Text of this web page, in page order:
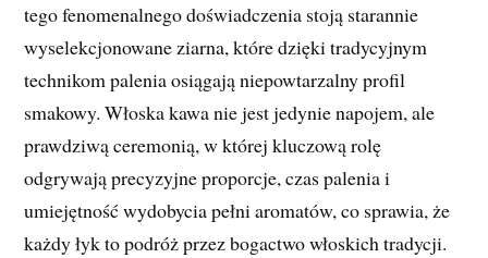
tego fenomenalnego doświadczenia stoją starannie
wyselekcjonowane ziarna, które dzięki tradycyjnym
technikom palenia osiągają niepowtarzalny profil
smakowy. Włoska kawa nie jest jedynie napojem, ale
prawdziwą ceremonią, w której kluczową rolę
odgrywają precyzyjne proporcje, czas palenia i
umiejętność wydobycia pełni aromatów, co sprawia, że
każdy łyk to podróż przez bogactwo włoskich tradycji.